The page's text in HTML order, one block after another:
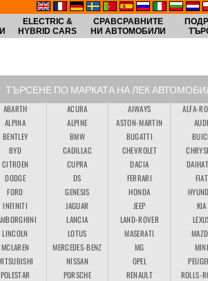
ELECTRIC &
HYBRID CARS
СРАВСРАВНИТЕ
НИ АВТОМОБИЛИ
ТЪРСЕНЕ ПО МАРКАТА НА ЛЕК
ABARTH ACURA AIWAYS
ALFA-
ALPINA
ALPINE ASTON-MARTIN
AUDI
BENTLEY
BMW BUGATTI
BYD
CADILLAC CHEVROLET
CITROEN
CUPRA DACIA
DODGE
DS FERRARI
FIAT
FORD
GENESIS HONDA
INFINITI
JAGUAR JEEP
KIA
LANCIA LAND-ROVER
LINCOLN
LOTUS MASERATI
MCLAREN
MERCEDES-BENZ MG
MINI
NISSAN OPEL
POLESTAR
PORSCHE RENAULT
ROLLS-